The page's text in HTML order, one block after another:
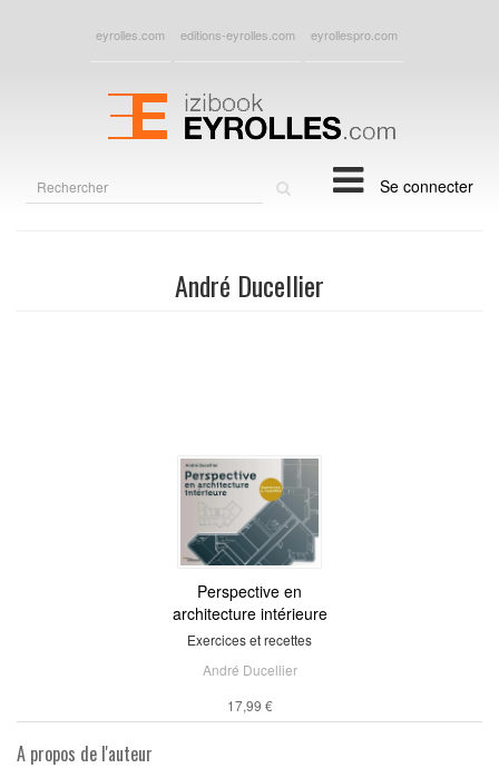
eyrolles.com editions-eyrolles.com eyrollespro.com
Se connecter
André Ducellier
Perspective en
architecture intérieure
Exercices et recettes
André Ducellier
17,99 €
A propos de l'auteur